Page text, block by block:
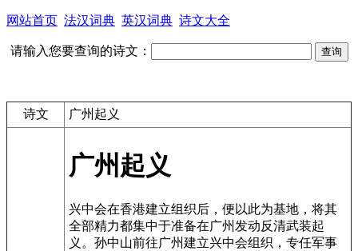
网站首页 法汉词典 英汉词典 诗文大全
请输入您要查询的诗文：
诗文 广州起义
广州起义
兴中会在香港建立组织后，便以此为基地，将其
全部精力都集中于准备在广州发动反清武装起
义。孙中山前往广州建立兴中会组织，专任军事